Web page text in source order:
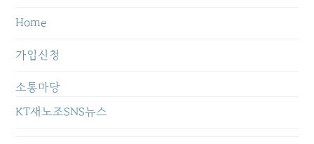
Home
가입신청
소통마당
KT새노조SNS뉴스